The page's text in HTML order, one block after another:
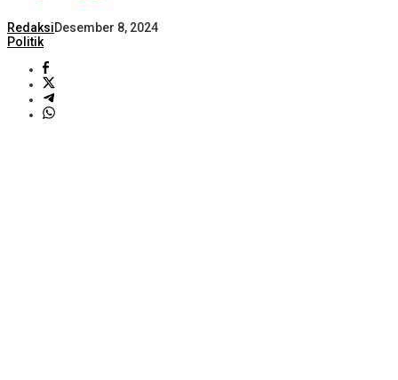
RedaksiDesember 8, 2024
Politik